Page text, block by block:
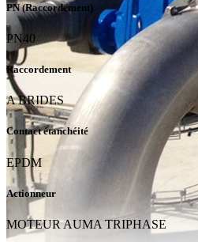
PN (Raccordement)
PN40
Raccordement
A BRIDES
Contact étanchéité
EPDM
Actionneur
MOTEUR AUMA TRIPHASE